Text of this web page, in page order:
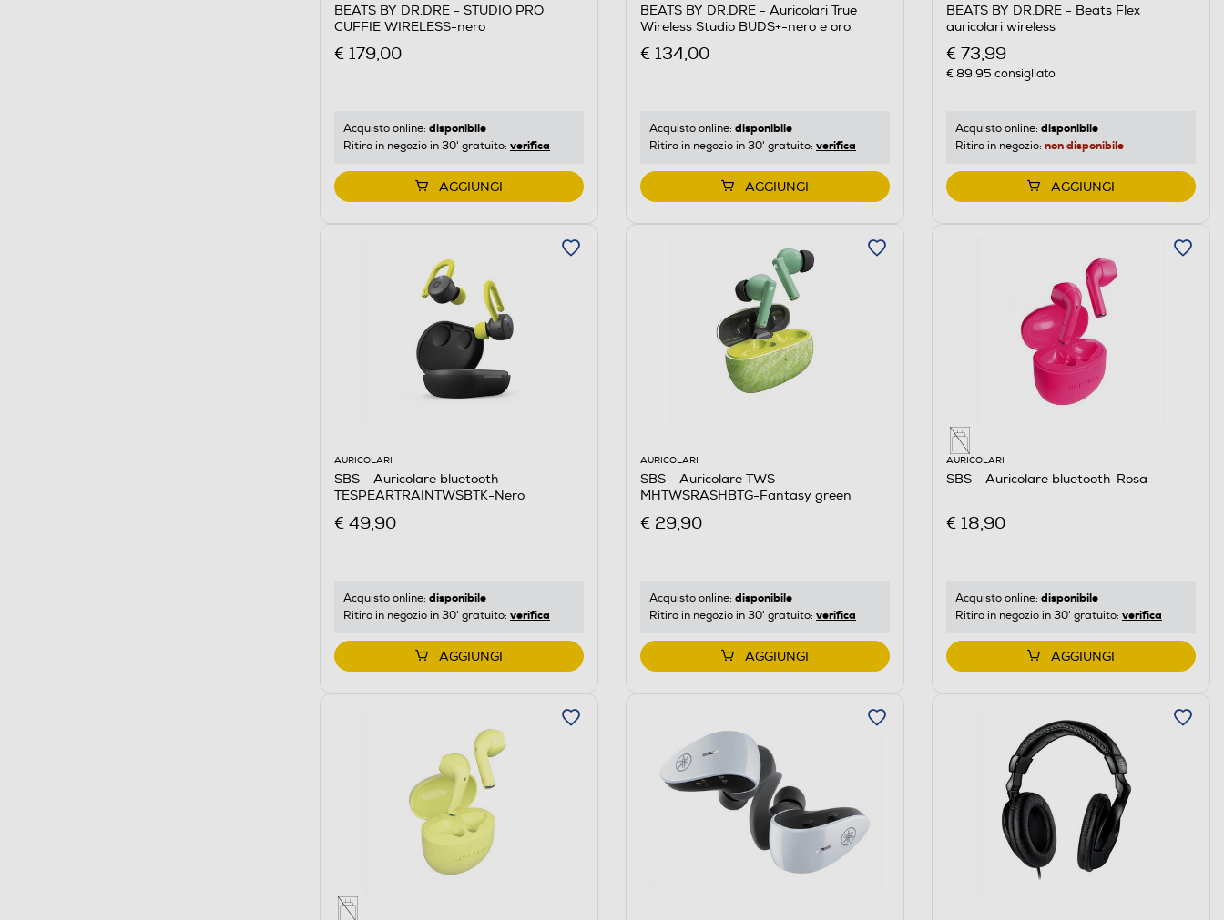
BEATS BY DR.DRE - STUDIO PRO
CUFFIE WIRELESS-nero
€ 179,00
Acquisto online: disponibile
Ritiro in negozio in 30' gratuito: verifica
AGGIUNGI
BEATS BY DR.DRE - Auricolari True
Wireless Studio BUDS+-nero e oro
€ 134,00
Acquisto online: disponibile
Ritiro in negozio in 30' gratuito: verifica
AGGIUNGI
BEATS BY DR.DRE - Beats Flex
auricolari wireless
€ 73,99
€ 89,95 consigliato
Acquisto online: disponibile
Ritiro in negozio: non disponibile
AGGIUNGI
AURICOLARI
SBS - Auricolare bluetooth
TESPEARTRAINTWSBTK-Nero
€ 49,90
Acquisto online: disponibile
Ritiro in negozio in 30' gratuito: verifica
AGGIUNGI
AURICOLARI
SBS - Auricolare TWS
MHTWSRASHBTG-Fantasy green
€ 29,90
Acquisto online: disponibile
Ritiro in negozio in 30' gratuito: verifica
AGGIUNGI
AURICOLARI
SBS - Auricolare bluetooth-Rosa
€ 18,90
Acquisto online: disponibile
Ritiro in negozio in 30' gratuito: verifica
AGGIUNGI